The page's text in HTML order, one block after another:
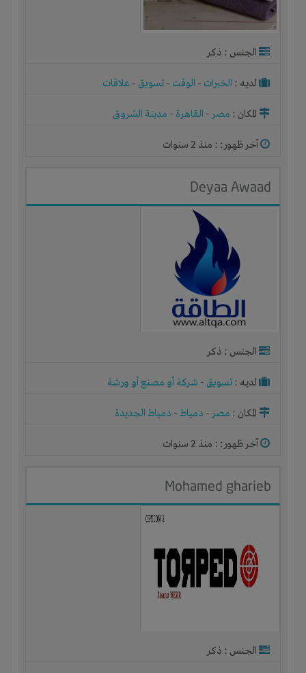
الجنس : ذكر
لديـه : الخبرات - الوقت - تسويق - علاقات
المكان : مصر- القاهرة - مدينة الشروق
آخر ظهور: : منذ 2 سنوات
Deyaa Awaad
الجنس : ذكر
لديـه : تسويق - شركة أو مصنع أو ورشة
المكان : مصر- دمياط- دمياط الجديدة
آخر ظهور: : منذ 2 سنوات
Mohamed gharieb
الجنس : ذكر